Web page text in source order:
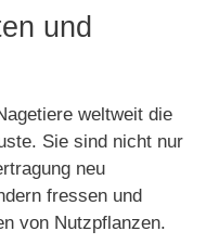
und
weltweit die
Sie sind nicht nur
neu
fressen und
von Nutzpflanzen.